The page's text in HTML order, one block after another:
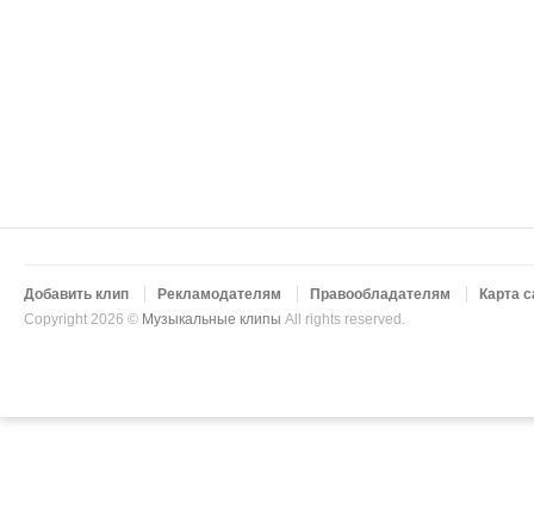
Добавить клип Рекламодателям Правообладателям
Карта
Copyright 2026 © Музыкальные клипы All rights reserved.